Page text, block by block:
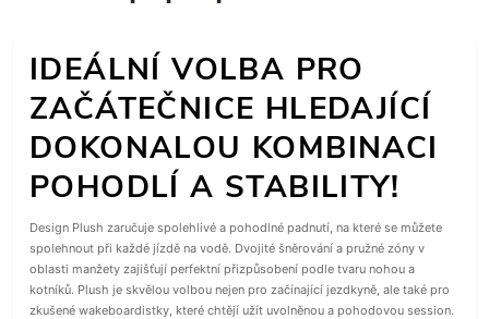
IDEÁLNÍ VOLBA PRO
ZAČÁTEČNICE HLEDAJÍCÍ
DOKONALOU KOMBINACI
POHODLÍ A STABILITY!
Design Plush zaručuje spolehlivé a pohodlné padnutí, na které se můžete
spolehnout při každé jízdě na vodě. Dvojité šněrování a pružné zóny v
oblasti manžety zajišťují perfektní přizpůsobení podle tvaru nohou a
kotníků. Plush je skvělou volbou nejen pro začínající jezdkyně, ale také pro
zkušené wakeboardistky, které chtějí užít uvolněnou a pohodovou session.